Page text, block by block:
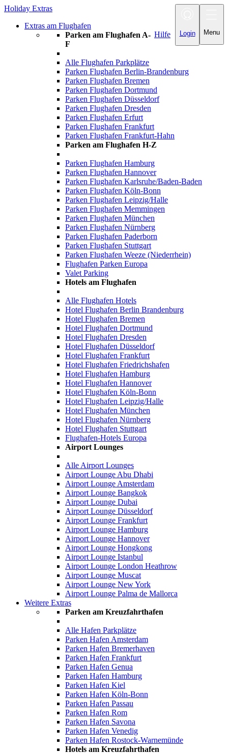
Menu
Login
Hilfe
Holiday Extras
Extras am Flughafen
Parken am Flughafen A-
F
Alle Flughafen Parkplätze
Parken Flughafen Berlin-Brandenburg
Parken Flughafen Bremen
Parken Flughafen Dortmund
Parken Flughafen Düsseldorf
Parken Flughafen Dresden
Parken Flughafen Erfurt
Parken Flughafen Frankfurt
Parken Flughafen Frankfurt-Hahn
Parken am Flughafen H-Z
Parken Flughafen Hamburg
Parken Flughafen Hannover
Parken Flughafen Karlsruhe/Baden-Baden
Parken Flughafen Köln-Bonn
Parken Flughafen Leipzig/Halle
Parken Flughafen Memmingen
Parken Flughafen München
Parken Flughafen Nürnberg
Parken Flughafen Paderborn
Parken Flughafen Stuttgart
Parken Flughafen Weeze (Niederrhein)
Flughafen Parken Europa
Valet Parking
Hotels am Flughafen
Alle Flughafen Hotels
Hotel Flughafen Berlin Brandenburg
Hotel Flughafen Bremen
Hotel Flughafen Dortmund
Hotel Flughafen Dresden
Hotel Flughafen Düsseldorf
Hotel Flughafen Frankfurt
Hotel Flughafen Friedrichshafen
Hotel Flughafen Hamburg
Hotel Flughafen Hannover
Hotel Flughafen Köln-Bonn
Hotel Flughafen Leipzig/Halle
Hotel Flughafen München
Hotel Flughafen Nürnberg
Hotel Flughafen Stuttgart
Flughafen-Hotels Europa
Airport Lounges
Alle Airport Lounges
Airport Lounge Abu Dhabi
Airport Lounge Amsterdam
Airport Lounge Bangkok
Airport Lounge Dubai
Airport Lounge Düsseldorf
Airport Lounge Frankfurt
Airport Lounge Hamburg
Airport Lounge Hannover
Airport Lounge Hongkong
Airport Lounge Istanbul
Airport Lounge London Heathrow
Airport Lounge Muscat
Airport Lounge New York
Airport Lounge Palma de Mallorca
Weitere Extras
Parken am Kreuzfahrthafen
Alle Hafen Parkplätze
Parken Hafen Amsterdam
Parken Hafen Bremerhaven
Parken Hafen Frankfurt
Parken Hafen Genua
Parken Hafen Hamburg
Parken Hafen Kiel
Parken Hafen Köln-Bonn
Parken Hafen Passau
Parken Hafen Rom
Parken Hafen Savona
Parken Hafen Venedig
Parken Hafen Rostock-Warnemünde
Hotels am Kreuzfahrthafen